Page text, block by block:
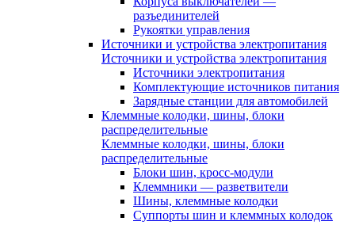
разъединителей
Рукоятки управления
Источники и устройства электропитания
Источники и устройства электропитания
Источники электропитания
Комплектующие источников питания
Зарядные станции для автомобилей
Клеммные колодки, шины, блоки
распределительные
Клеммные колодки, шины, блоки
распределительные
Блоки шин, кросс-модули
Клеммники — разветвители
Шины, клеммные колодки
Суппорты шин и клеммных колодок